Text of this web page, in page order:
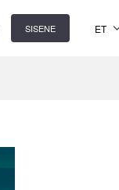
SISENE ET